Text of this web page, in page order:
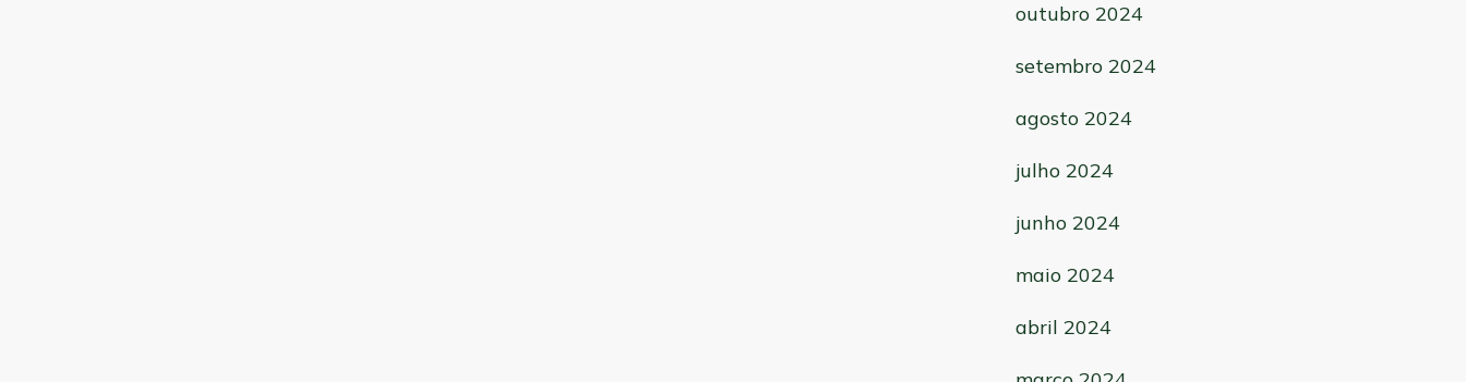
outubro 2024
setembro 2024
agosto 2024
julho 2024
junho 2024
maio 2024
abril 2024